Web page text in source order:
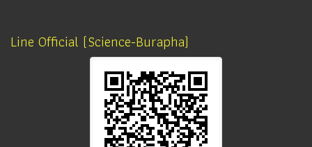
Line Official (Science-Burapha)